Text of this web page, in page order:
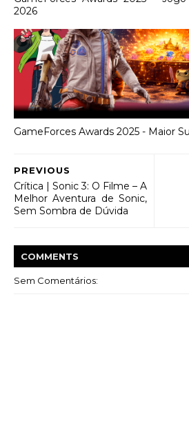
2026
GameForces Awards 2025 - Maior
PREVIOUS
Crítica | Sonic 3: O Filme – A
Melhor Aventura de Sonic,
Sem Sombra de Dúvida
COMMENTS
Sem Comentários: